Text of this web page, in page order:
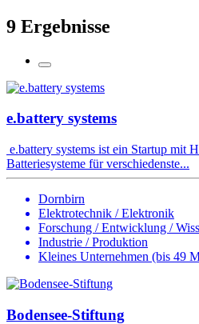
9 Ergebnisse
e.battery systems
e.battery systems ist ein Startup mit
Batteriesysteme für verschiedenste...
Dornbirn
Elektrotechnik / Elektronik
Forschung / Entwicklung /
Industrie / Produktion
Kleines Unternehmen (bis 49
Bodensee-Stiftung